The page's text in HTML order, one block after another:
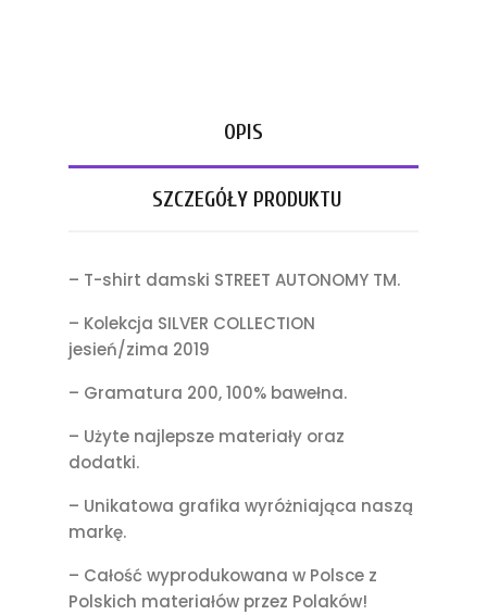
OPIS
SZCZEGÓŁY PRODUKTU
– T-shirt damski STREET AUTONOMY TM.
– Kolekcja SILVER COLLECTION
jesień/zima 2019
– Gramatura 200, 100% bawełna.
– Użyte najlepsze materiały oraz
dodatki.
– Unikatowa grafika wyróżniająca naszą
markę.
– Całość wyprodukowana w Polsce z
Polskich materiałów przez Polaków!